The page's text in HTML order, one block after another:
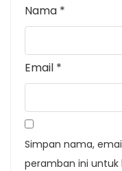
Nama *
Email *
Simpan nama,
peramban ini untuk